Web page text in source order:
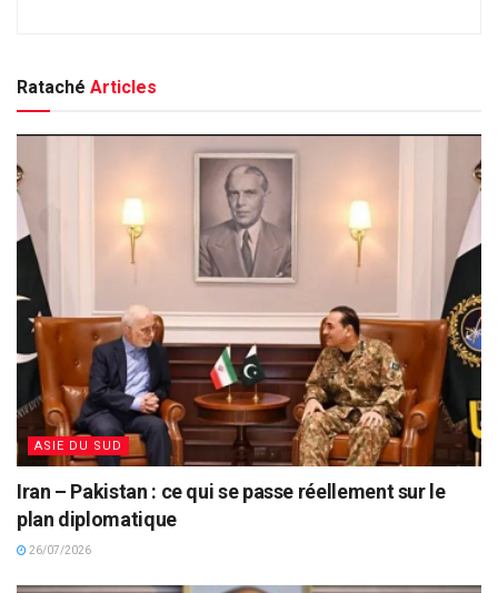
Rataché Articles
ASIE DU SUD
Iran – Pakistan : ce qui se passe réellement sur le
plan diplomatique
26/07/2026